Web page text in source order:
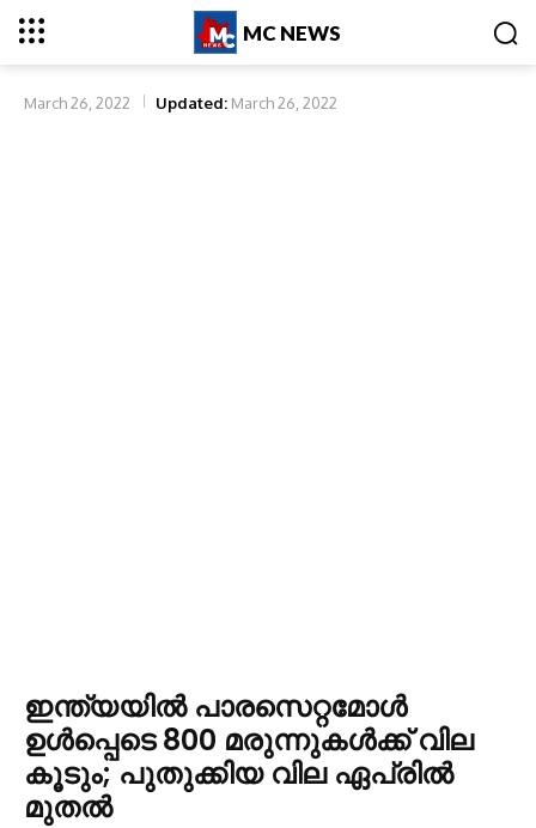
MC NEWS
March 26, 2022 Updated: March 26, 2022
ഇന്ത്യയിൽ പാരസെറ്റമോള്‍
ഉള്‍പ്പെടെ 800 മരുന്നുകള്‍ക്ക് വില
കൂടും; പുതുക്കിയ വില ഏപ്രില്‍
മുതല്‍